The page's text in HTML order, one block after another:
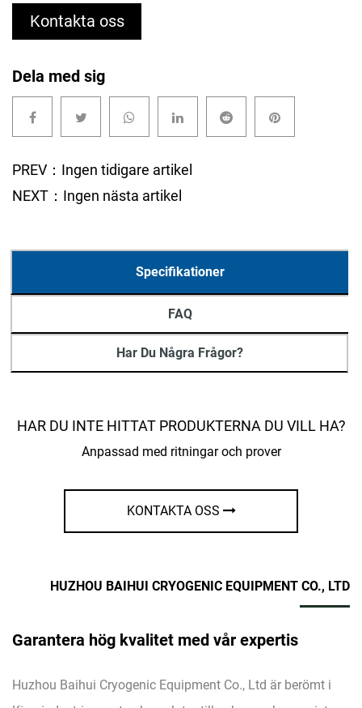
Kontakta oss
Dela med sig
PREV：Ingen tidigare artikel
NEXT：Ingen nästa artikel
Specifikationer
FAQ
Har Du Några Frågor?
HAR DU INTE HITTAT PRODUKTERNA DU VILL HA?
Anpassad med ritningar och prover
KONTAKTA OSS
HUZHOU BAIHUI CRYOGENIC EQUIPMENT CO., LTD
Garantera hög kvalitet med vår expertis
Huzhou Baihui Cryogenic Equipment Co., Ltd är berömt i